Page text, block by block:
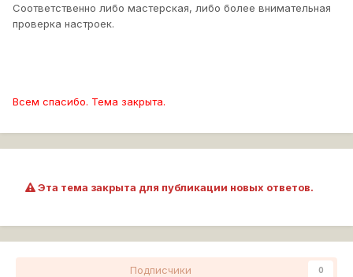
Соответственно либо мастерская, либо более внимательная
проверка настроек.
Всем спасибо. Тема закрыта.
Эта тема закрыта для публикации новых ответов.
Подписчики 0